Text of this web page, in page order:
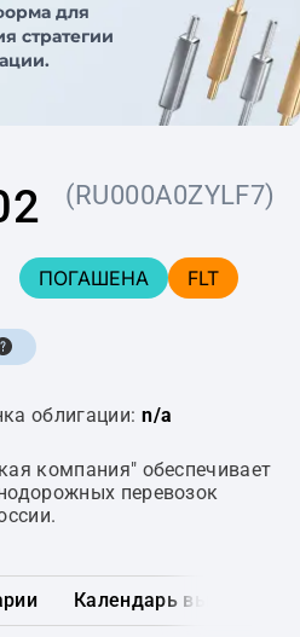
для
стратегии
(RU000A0ZYLF7)
ПОГАШЕНА FLT
облигации: n/a
компания" обеспечивает
перевозок
Календарь выплат